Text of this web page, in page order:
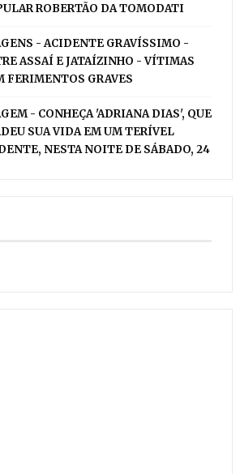
ROBERTÃO DA TOMODATI
- ACIDENTE GRAVÍSSIMO -
ASSAÍ E JATAÍZINHO - VÍTIMAS
FERIMENTOS GRAVES
- CONHEÇA 'ADRIANA DIAS', QUE
SUA VIDA EM UM TERÍVEL
NESTA NOITE DE SÁBADO, 24